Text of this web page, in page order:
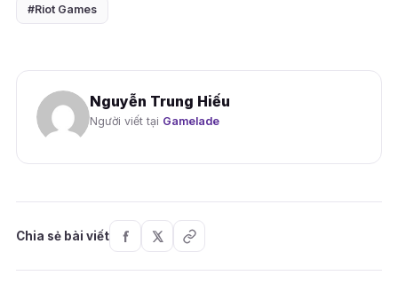
#Riot Games
Nguyễn Trung Hiếu
Người viết tại Gamelade
Chia sẻ bài viết